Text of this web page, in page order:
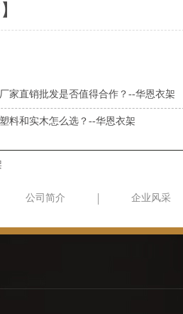
家直销批发是否值得合作？--华恩衣架
料和实木怎么选？--华恩衣架
公司简介 企业风采